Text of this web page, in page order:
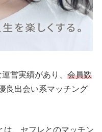
営実績があり、 会員数
良出会い系マッチング
は、セフレとのマッチン